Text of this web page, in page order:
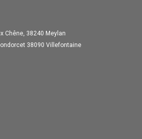
Chêne, 38240 Meylan
38090 Villefontaine